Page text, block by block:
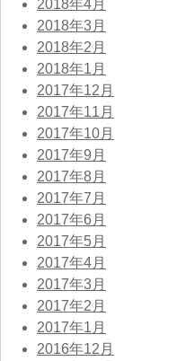
2018年4月
2018年3月
2018年2月
2018年1月
2017年12月
2017年11月
2017年10月
2017年9月
2017年8月
2017年7月
2017年6月
2017年5月
2017年4月
2017年3月
2017年2月
2017年1月
2016年12月